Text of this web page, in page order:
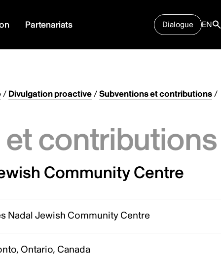
Partenariats Dialogue EN
/ Divulgation proactive/Subventions et contributions/
contributions
Community Centre
Nadal Jewish Community Centre
Ontario, Canada